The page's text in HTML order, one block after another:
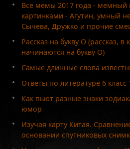
Все мемы 2017 года - мемный
картинками - Агутин, умный
Сычева, Дружко и прочие
Рассказ на букву О (рассказ, в
начинаются на букву О)
Самые длинные слова
Ответы по литературе 6 класс
Как пьют разные знаки
юмор
Изучая карту Китая.
основании спутниковых